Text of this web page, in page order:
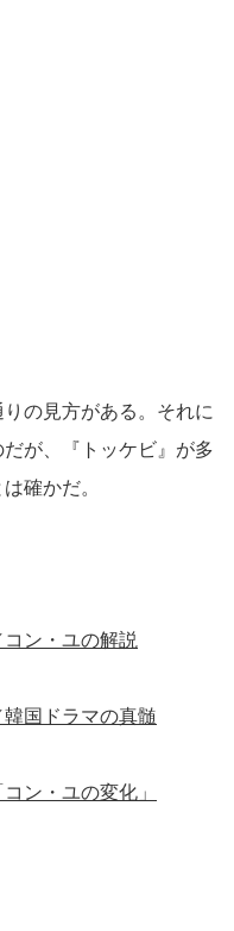
の見方がある。それに
が、『トッケビ』が多
確かだ。
ン・ユの解説
国ドラマの真髄
ン・ユの変化」